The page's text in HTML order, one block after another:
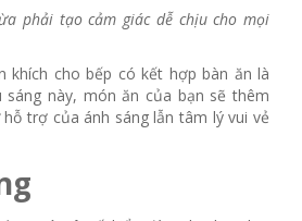
phải tạo cảm giác dễ chịu cho mọi
khích cho bếp có kết hợp bàn ăn là
sáng này, món ăn của bạn sẽ thêm
trợ của ánh sáng lẫn tâm lý vui vẻ